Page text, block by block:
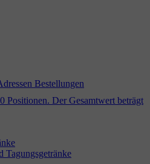
Bestellungen
Positionen. Der Gesamtwert beträgt
Tagungsgetränke